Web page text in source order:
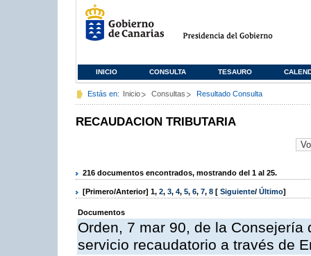
INICIO CONSULTA TESAURO
Estás en: Inicio Consultas Resultado Consulta
RECAUDACION TRIBUTARIA
216 documentos encontrados, mostrando del 1 al 25.
[Primero/Anterior] 1, 2, 3, 4, 5, 6, 7, 8 [ Siguiente/ Último]
Documentos
Orden, 7 mar 90, de la
servicio recaudatorio a través de